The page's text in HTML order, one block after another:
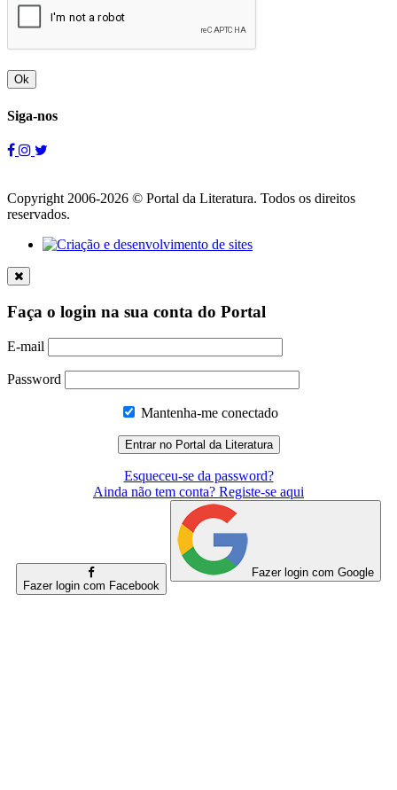
Ok
Siga-nos
Copyright 2006-2026 © Portal da Literatura. Todos os direitos
reservados.
Faça o login na sua conta do Portal
E-mail
Password
Mantenha-me conectado
Esqueceu-se da password?
Ainda não tem conta? Registe-se aqui
Fazer login com Facebook
Fazer login com Google